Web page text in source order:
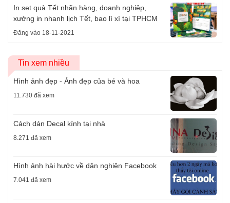
In set quà Tết nhãn hàng, doanh nghiệp,
xưởng in nhanh lịch Tết, bao lì xì tại TPHCM
Đăng vào 18-11-2021
Tin xem nhiều
Hình ảnh đẹp - Ảnh đẹp của bé và hoa
11.730 đã xem
Cách dán Decal kính tại nhà
8.271 đã xem
Hình ảnh hài hước về dân nghiện Facebook
7.041 đã xem